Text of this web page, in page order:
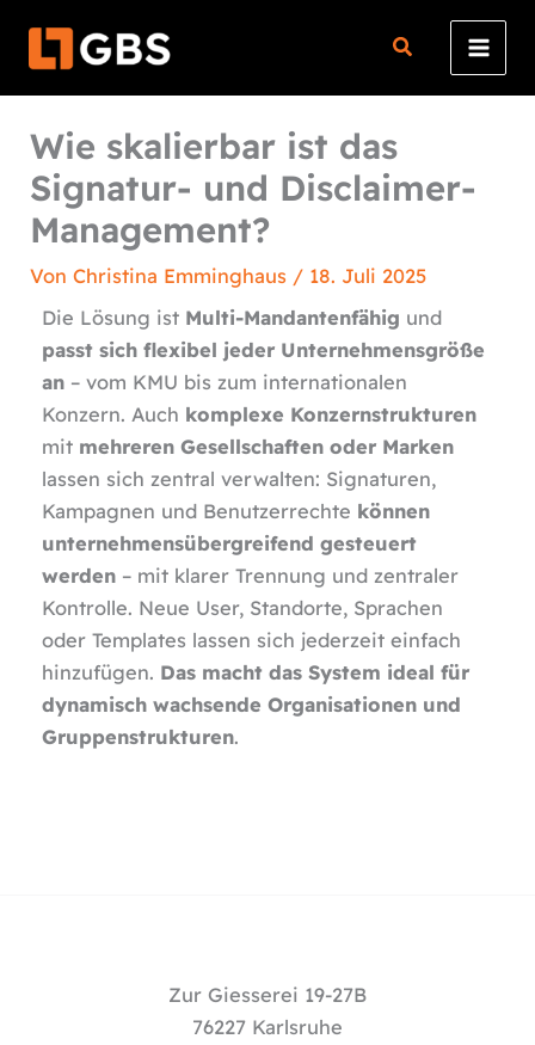
Inhalt
Wie skalierbar ist das
Signatur- und Disclaimer-
Management?
VonChristina Emminghaus / 18. Juli 2025
Die Lösung ist Multi-Mandantenfähig und
passt sich flexibel jeder Unternehmensgröße
an – vom KMU bis zum internationalen
Konzern. Auch komplexe Konzernstrukturen
mit mehreren Gesellschaften oder Marken
lassen sich zentral verwalten: Signaturen,
Kampagnen und Benutzerrechte können
unternehmensübergreifend gesteuert
werden – mit klarer Trennung und zentraler
Kontrolle. Neue User, Standorte, Sprachen
oder Templates lassen sich jederzeit einfach
hinzufügen. Das macht das System ideal für
dynamisch wachsende Organisationen und
Gruppenstrukturen.
Zur Giesserei 19-27B
76227 Karlsruhe